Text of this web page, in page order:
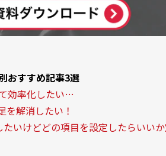
おすすめ記事3選
効率化したい…
を解消したい！
たいけどどの項目を設定したらいい